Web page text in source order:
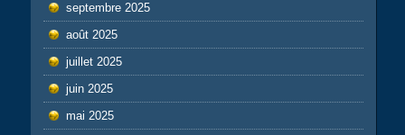
septembre 2025
août 2025
juillet 2025
juin 2025
mai 2025